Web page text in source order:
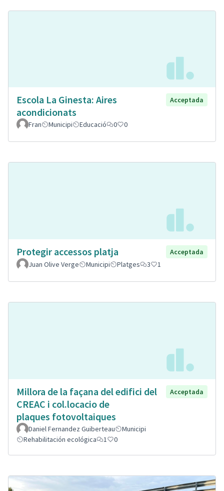
Escola La Ginesta: Aires
acondicionats
Acceptada
Fran Municipi Educació 0 0
Protegir accessos platja
Acceptada
Juan Olive Verge
Municipi Platges 3 1
Millora de la façana del edifici del
CREAC i col.locacio de
plaques fotovoltaiques
Acceptada
Daniel Fernandez Guiberteau
Municipi
Rehabilitación ecológica
1 0